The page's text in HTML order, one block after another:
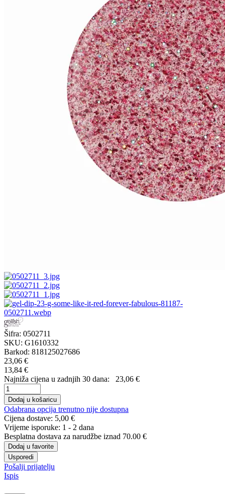
Šifra: 0502711
SKU: G1610332
Barkod: 818125027686
23,06 €
13,84 €
Najniža cijena u zadnjih 30 dana: 23,06 €
Dodaj u košaricu
Odabrana opcija trenutno nije dostupna
Cijena dostave: 5,00 €
Vrijeme isporuke: 1 - 2 dana
Besplatna dostava za narudžbe iznad 70.00 €
Dodaj u favorite
Usporedi
Pošalji prijatelju
Ispis